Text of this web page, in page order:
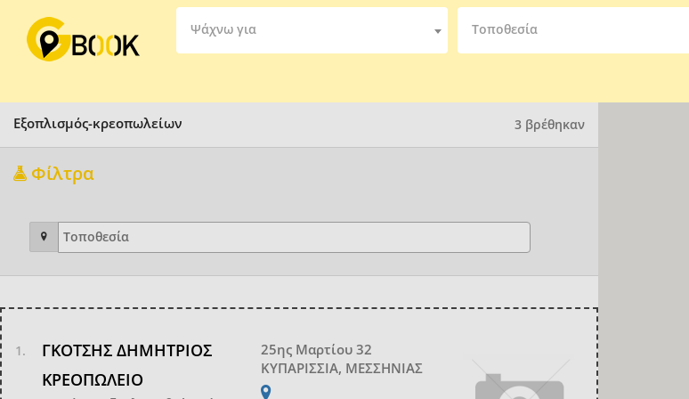
Ψάχνω για Τοποθεσία
Εξοπλισμός-κρεοπωλείων 3 βρέθηκαν
Φίλτρα
ΓΚΟΤΣΗΣ ΔΗΜΗΤΡΙΟΣ
ΚΡΕΟΠΩΛΕΙΟ
25ης Μαρτίου 32
ΚΥΠΑΡΙΣΣΙΑ, ΜΕΣΣΗΝΙΑΣ